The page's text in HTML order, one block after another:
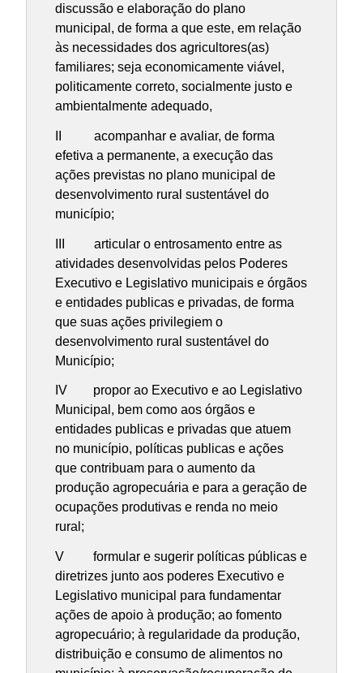
discussão e elaboração do plano
municipal, de forma a que este, em relação
às necessidades dos agricultores(as)
familiares; seja economicamente viável,
politicamente correto, socialmente justo e
ambientalmente adequado,
II acompanhar e avaliar, de forma
efetiva a permanente, a execução das
ações previstas no plano municipal de
desenvolvimento rural sustentável do
município;
III articular o entrosamento entre as
atividades desenvolvidas pelos Poderes
Executivo e Legislativo municipais e órgãos
e entidades publicas e privadas, de forma
que suas ações privilegiem o
desenvolvimento rural sustentável do
Município;
IV propor ao Executivo e ao Legislativo
Municipal, bem como aos órgãos e
entidades publicas e privadas que atuem
no município, políticas publicas e ações
que contribuam para o aumento da
produção agropecuária e para a geração de
ocupações produtivas e renda no meio
rural;
V formular e sugerir políticas públicas e
diretrizes junto aos poderes Executivo e
Legislativo municipal para fundamentar
ações de apoio à produção; ao fomento
agropecuário; à regularidade da produção,
distribuição e consumo de alimentos no